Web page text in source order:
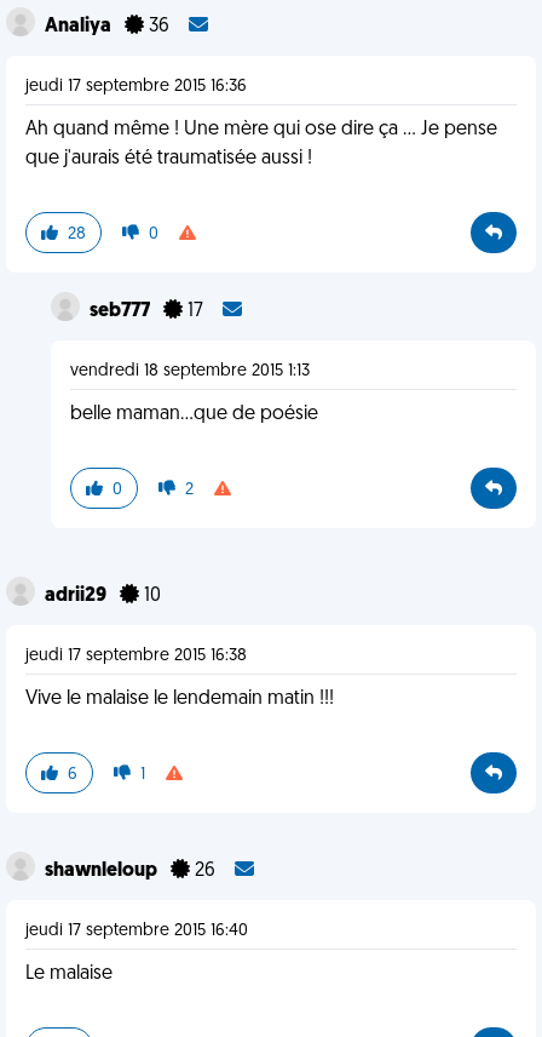
Analiya 36
jeudi 17 septembre 2015 16:36
Ah quand même ! Une mère qui ose dire ça ... Je pense
que j'aurais été traumatisée aussi !
28 0
seb777 17
vendredi 18 septembre 2015 1:13
belle maman...que de poésie
0 2
adrii29 10
jeudi 17 septembre 2015 16:38
Vive le malaise le lendemain matin !!!
6 1
shawnleloup 26
jeudi 17 septembre 2015 16:40
Le malaise